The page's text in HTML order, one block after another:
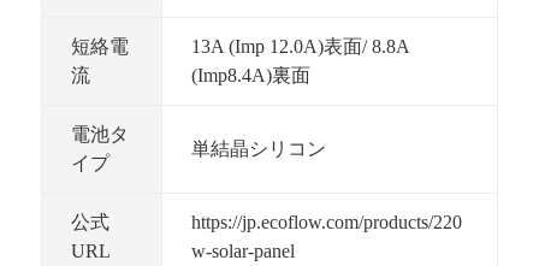
短絡電
流
13A (Imp 12.0A)表面/ 8.8A
(Imp8.4A)裏面
電池タ
イプ
単結晶シリコン
公式
URL
https://jp.ecoflow.com/products/220
w-solar-panel